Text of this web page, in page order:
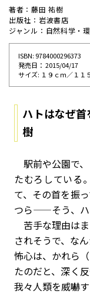
著者：藤田 祐樹
出版社：岩波書店
ジャンル：自然科学・
ISBN: 9784000296373
発売⽇： 2015/04/17
サイズ: １９ｃｍ／１１
ハトはなぜ
樹
駅前や公園で
たむろしている
て、その首を振
つら——そう、ハ
苦手な理由は
されそうで、な
怖心は、かれら
たのだと、深く
我々人類を威嚇